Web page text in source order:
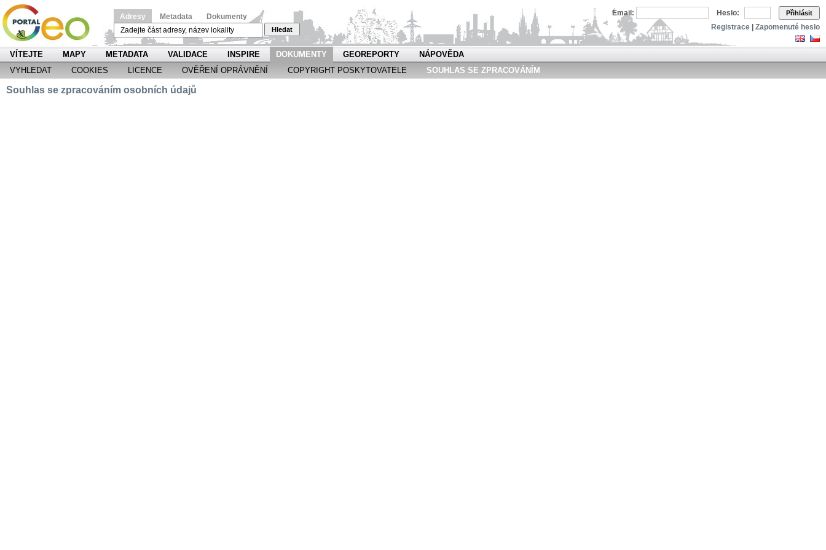
Adresy Metadata Dokumenty
Hledat
Email: Heslo: Přihlásit
Registrace Zapomenuté heslo
VÍTEJTE MAPY METADATA VALIDACE INSPIRE DOKUMENTY GEOREPORTY
NÁPOVĚDA
VYHLEDAT
COOKIES LICENCE OVĚŘENÍ OPRÁVNĚNÍ COPYRIGHT POSKYTOVATELE SOUHLAS SE ZPRACOVÁNÍM
Souhlas se zpracováním osobních údajů